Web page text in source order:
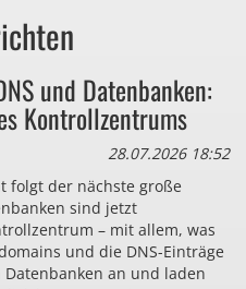
auch zu viel
nicht brauchen?
und Datenbanken:
Kontrollzentrums
28.07.2026 18:52
folgt der nächste große
sind jetzt
– mit allem, was
und die DNS-Einträge
an und laden